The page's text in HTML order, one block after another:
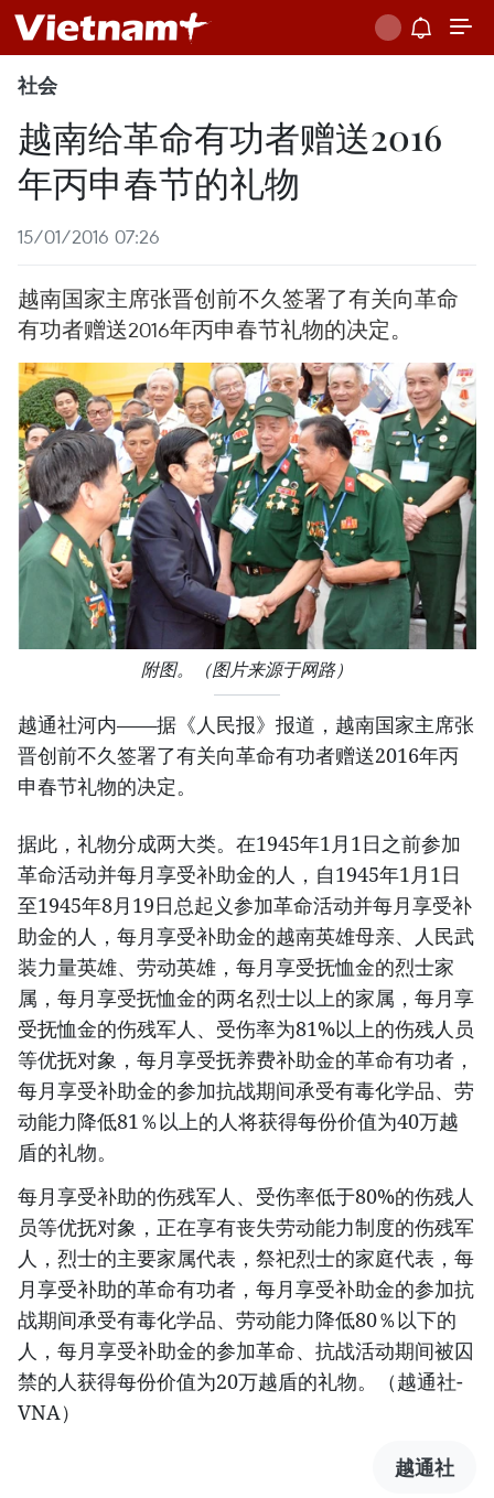
社会
越南给革命有功者赠送2016
年丙申春节的礼物
15/01/2016 07:26
越南国家主席张晋创前不久签署了有关向革命
有功者赠送2016年丙申春节礼物的决定。
附图。（图片来源于网路）
越通社河内——据《人民报》报道，越南国家主席张
晋创前不久签署了有关向革命有功者赠送2016年丙
申春节礼物的决定。
据此，礼物分成两大类。在1945年1月1日之前参加
革命活动并每月享受补助金的人，自1945年1月1日
至1945年8月19日总起义参加革命活动并每月享受补
助金的人，每月享受补助金的越南英雄母亲、人民武
装力量英雄、劳动英雄，每月享受抚恤金的烈士家
属，每月享受抚恤金的两名烈士以上的家属，每月享
受抚恤金的伤残军人、受伤率为81%以上的伤残人员
等优抚对象，每月享受抚养费补助金的革命有功者，
每月享受补助金的参加抗战期间承受有毒化学品、劳
动能力降低81％以上的人将获得每份价值为40万越
盾的礼物。
每月享受补助的伤残军人、受伤率低于80%的伤残人
员等优抚对象，正在享有丧失劳动能力制度的伤残军
人，烈士的主要家属代表，祭祀烈士的家庭代表，每
月享受补助的革命有功者，每月享受补助金的参加抗
战期间承受有毒化学品、劳动能力降低80％以下的
人，每月享受补助金的参加革命、抗战活动期间被囚
禁的人获得每份价值为20万越盾的礼物。（越通社-
VNA）
越通社